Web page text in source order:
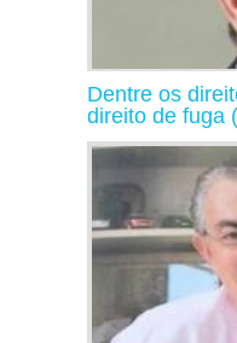
Dentre os
direito de fuga